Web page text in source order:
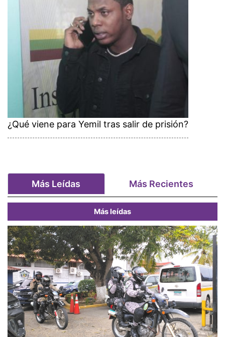
¿Qué viene para Yemil tras salir de prisión?
Más Leídas Más Recientes
Más leídas